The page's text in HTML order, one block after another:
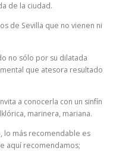
de la ciudad.
de Sevilla que no vienen ni
no sólo por su dilatada
que atesora resultado
a conocerla con un sinfín
marinera, mariana.
lo más recomendable es
aquí recomendamos;